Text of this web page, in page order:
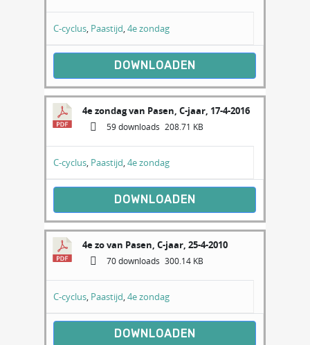
C-cyclus, Paastijd,4e zondag
DOWNLOADEN
4e zondag van Pasen, C-jaar, 17-4-2016
59 downloads 208.71 KB
C-cyclus, Paastijd,4e zondag
DOWNLOADEN
4e zo van Pasen, C-jaar, 25-4-2010
70 downloads 300.14 KB
C-cyclus, Paastijd,4e zondag
DOWNLOADEN